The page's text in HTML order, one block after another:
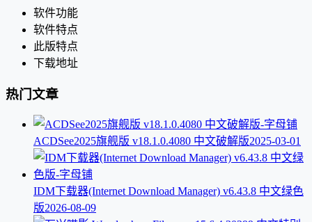
软件功能
软件特点
此版特点
下载地址
热门文章
ACDSee2025旗舰版 v18.1.0.4080 中文破解版2025-03-01
IDM下载器(Internet Download Manager) v6.43.8 中文绿色
版2026-08-09